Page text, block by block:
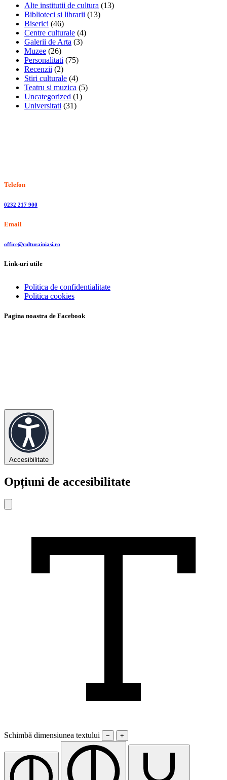
Alte institutii de cultura (13)
Biblioteci si librarii (13)
Biserici (46)
Centre culturale (4)
Galerii de Arta (3)
Muzee (26)
Personalitati (75)
Recenzii (2)
Stiri culturale (4)
Teatru si muzica (5)
Uncategorized (1)
Universitati (31)
Telefon
0232 217 900
Email
office@culturainiasi.ro
Link-uri utile
Politica de confidentialitate
Politica cookies
Pagina noastra de Facebook
Accesibilitate
Opțiuni de accesibilitate
Schimbă dimensiunea textului − +